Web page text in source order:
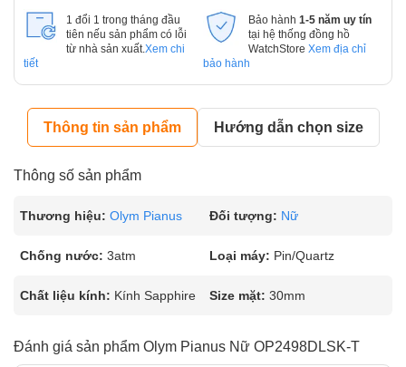
1 đổi 1 trong tháng đầu
tiên nếu sản phẩm có lỗi
từ nhà sản xuất. Xem chi
tiết
Bảo hành 1-5 năm uy tín
tại hệ thống đồng hồ
WatchStore Xem địa chỉ
bảo hành
Thông tin sản phẩm Hướng dẫn chọn size
Thông số sản phẩm
Thương hiệu: Olym Pianus Đối tượng: Nữ
Chống nước: 3atm Loại máy: Pin/Quartz
Chất liệu kính: Kính Sapphire Size mặt: 30mm
Đánh giá sản phẩm Olym Pianus Nữ OP2498DLSK-T